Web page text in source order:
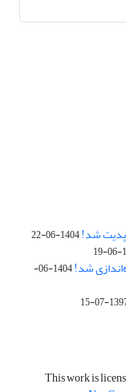
شد!1404-06-22
شد!
1404-06-
1397-
This work is